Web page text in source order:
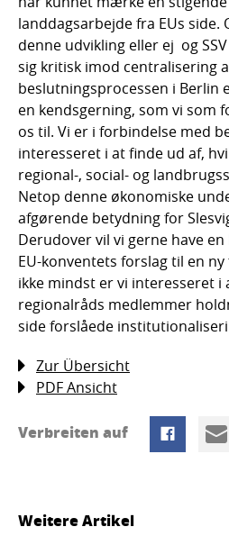
landdagsarbejde fra EUs side.
denne udvikling eller ej  og
sig kritisk imod centralisering
beslutningsprocessen i Berlin
en kendsgerning, som vi som
os til. Vi er i forbindelse med
interesseret i at finde ud af,
regional-, social- og
Netop denne økonomiske
afgørende betydning for
Derudover vil vi gerne have
EU-konventets forslag til en
ikke mindst er vi interesseret i
regionalråds medlemmer
side forslåede
Zur Übersicht
PDF Ansicht
Verbreiten auf
Weitere Artikel